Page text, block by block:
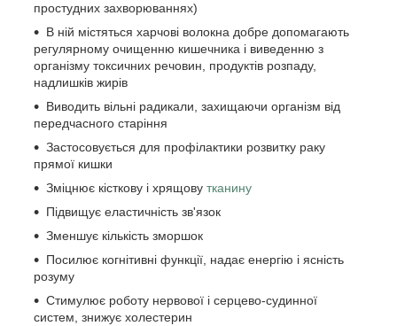
простудних захворюваннях)
В ній містяться харчові волокна добре допомагають
регулярному очищенню кишечника і виведенню з
організму токсичних речовин, продуктів розпаду,
надлишків жирів
Виводить вільні радикали, захищаючи організм від
передчасного старіння
Застосовується для профілактики розвитку раку
прямої кишки
Зміцнює кісткову і хрящову тканину
Підвищує еластичність зв'язок
Зменшує кількість зморшок
Посилює когнітивні функції, надає енергію і ясність
розуму
Стимулює роботу нервової і серцево-судинної
систем, знижує холестерин